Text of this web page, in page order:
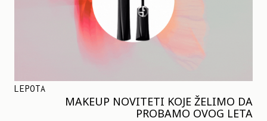
LEPOTA
MAKEUP NOVITETI KOJE ŽELIMO DA
PROBAMO OVOG LETA